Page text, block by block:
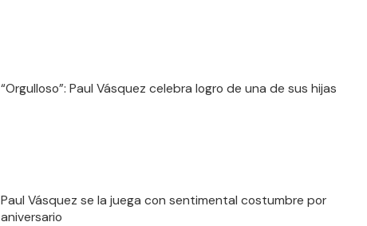
“Orgulloso”: Paul Vásquez celebra logro de una de sus hijas
Paul Vásquez se la juega con sentimental costumbre por
aniversario